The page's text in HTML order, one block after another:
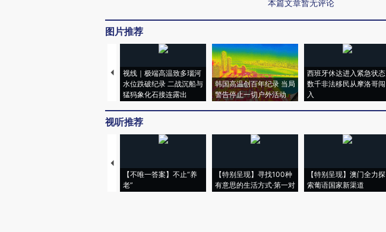
本篇文章暂无评论
图片推荐
视线｜极端高温致多瑙河
水位跌破纪录 二战沉船与
猛犸象化石接连露出
韩国高温创百年纪录 当局
警告停止一切户外活动
西班牙休达进入紧急状态
数千非法移民从摩洛哥闯
入
视听推荐
【不唯一答案】不止“养
老”
【特别呈现】寻找100种
有意思的生活方式·第一对
【特别呈现】澳门全力探
索葡语国家新渠道